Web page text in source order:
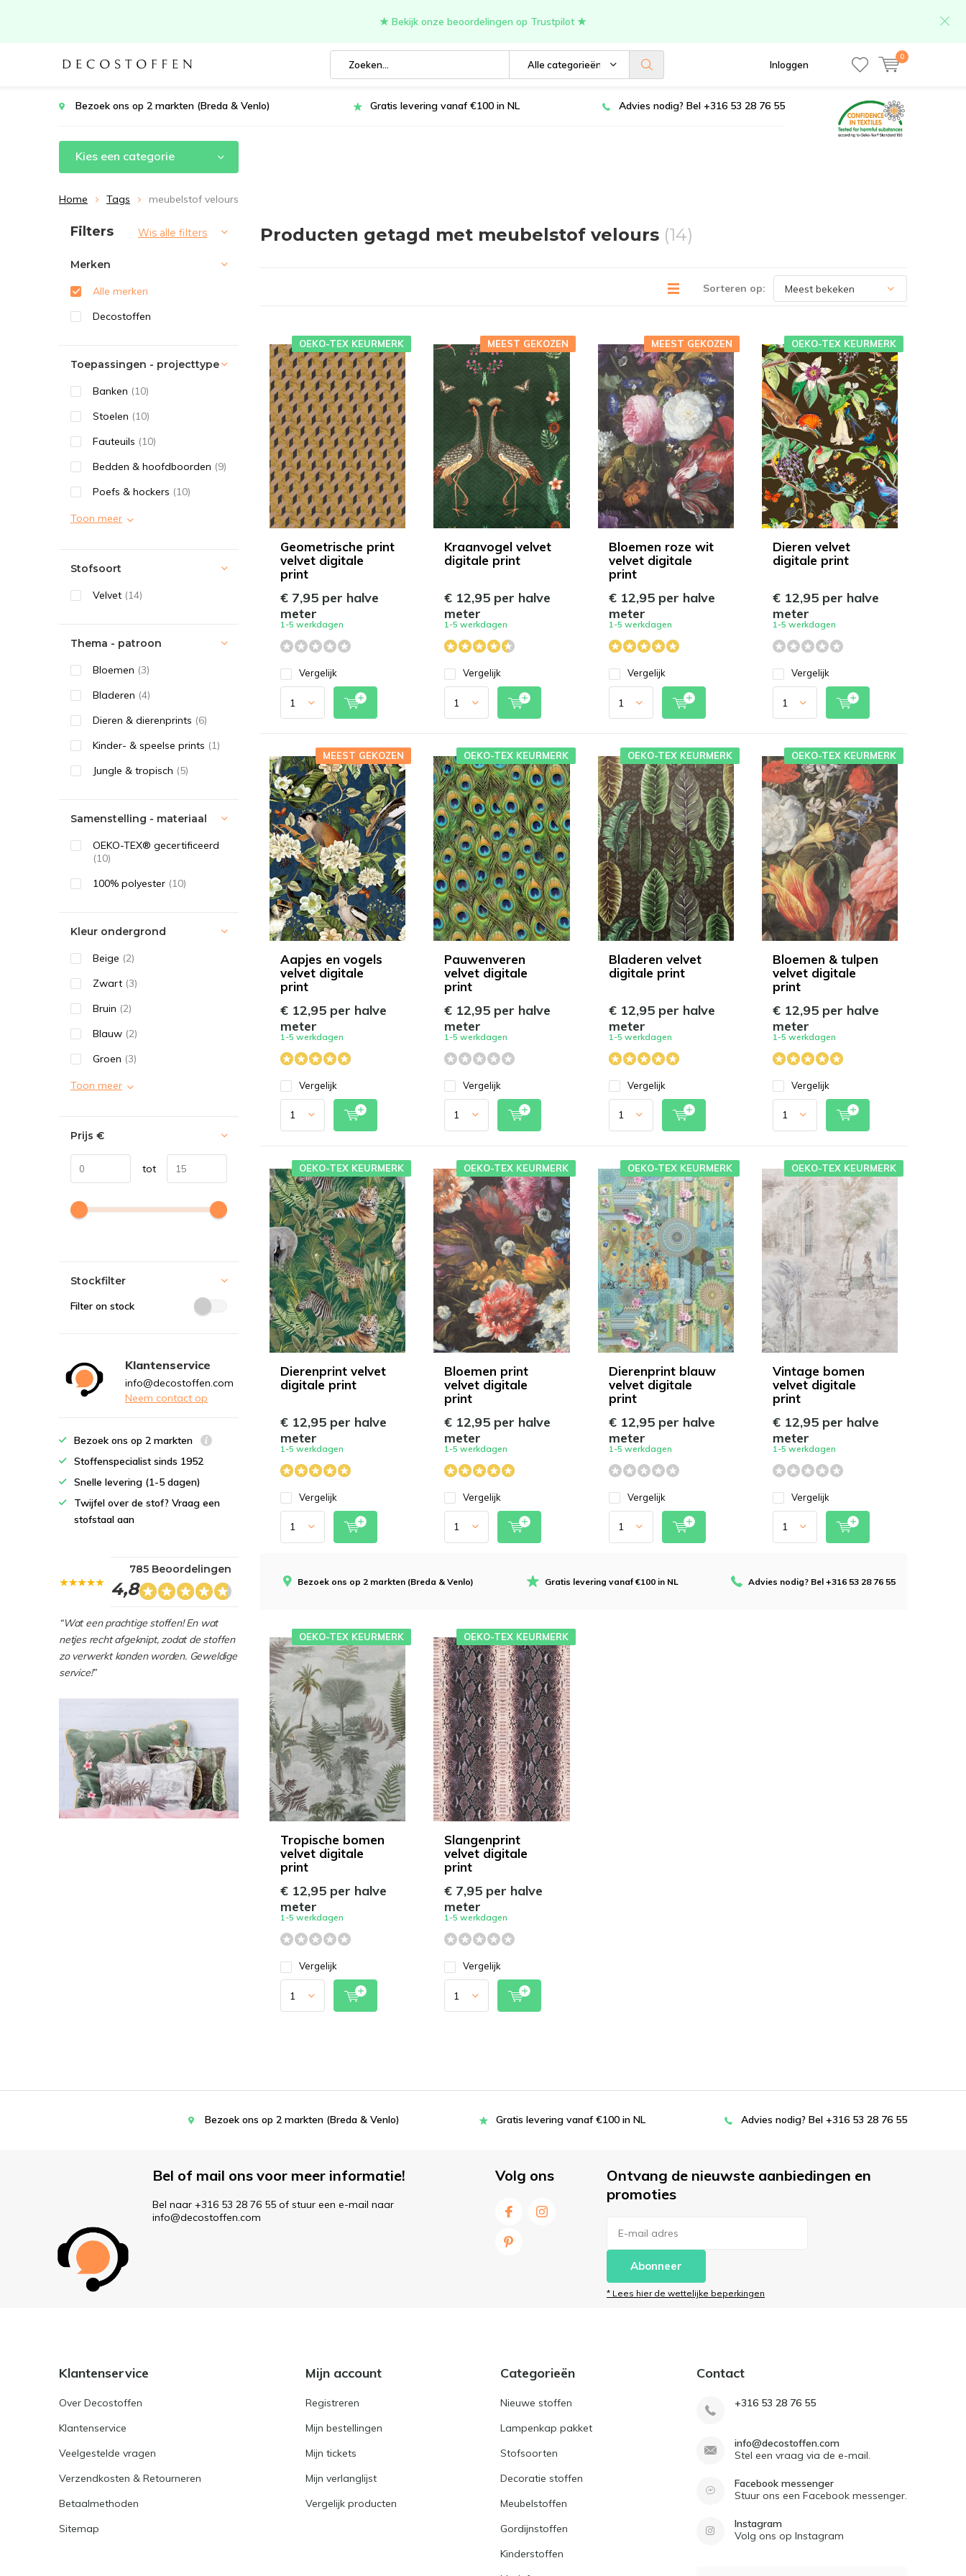
Alle categorieën Inloggen
0
★ Bekijk onze beoordelingen op Trustpilot ★
Bezoek ons op 2 markten (Breda & Venlo) Gratis levering vanaf €100 in NL Advies nodig? Bel +316 53 28 76 55
Kies een categorie
Home Tags meubelstof velours
Producten getagd met meubelstof velours (14)
Sorteren op:
Geometrische print
velvet digitale
print
OEKO-TEX KEURMERK
€ 7,95 per halve
meter
1-5 werkdagen
Vergelijk
Kraanvogel velvet
digitale print
MEEST GEKOZEN
€ 12,95 per halve
meter
1-5 werkdagen
Vergelijk
Bloemen roze wit
velvet digitale
print
MEEST GEKOZEN
€ 12,95 per halve
meter
1-5 werkdagen
Vergelijk
Dieren velvet
digitale print
OEKO-TEX KEURMERK
€ 12,95 per halve
meter
1-5 werkdagen
Vergelijk
Aapjes en vogels
velvet digitale
print
MEEST GEKOZEN
€ 12,95 per halve
meter
1-5 werkdagen
Vergelijk
Pauwenveren
velvet digitale
print
OEKO-TEX KEURMERK
€ 12,95 per halve
meter
1-5 werkdagen
Vergelijk
Bladeren velvet
digitale print
OEKO-TEX KEURMERK
€ 12,95 per halve
meter
1-5 werkdagen
Vergelijk
Bloemen & tulpen
velvet digitale
print
OEKO-TEX KEURMERK
€ 12,95 per halve
meter
1-5 werkdagen
Vergelijk
Dierenprint velvet
digitale print
OEKO-TEX KEURMERK
€ 12,95 per halve
meter
1-5 werkdagen
Vergelijk
Bloemen print
velvet digitale
print
OEKO-TEX KEURMERK
€ 12,95 per halve
meter
1-5 werkdagen
Vergelijk
Dierenprint blauw
velvet digitale
print
OEKO-TEX KEURMERK
€ 12,95 per halve
meter
1-5 werkdagen
Vergelijk
Vintage bomen
velvet digitale
print
OEKO-TEX KEURMERK
€ 12,95 per halve
meter
1-5 werkdagen
Vergelijk
Bezoek ons op 2 markten (Breda & Venlo) Gratis levering vanaf €100 in NL Advies nodig? Bel +316 53 28 76 55
Tropische bomen
velvet digitale
print
OEKO-TEX KEURMERK
€ 12,95 per halve
meter
1-5 werkdagen
Vergelijk
Slangenprint
velvet digitale
print
OEKO-TEX KEURMERK
€ 7,95 per halve
meter
1-5 werkdagen
Vergelijk
Sorteren op:
Filters Wis alle filters
Merken
Alle merken
Decostoffen
Toepassingen - projecttype
Banken (10)
Stoelen (10)
Fauteuils (10)
Bedden & hoofdboorden (9)
Poefs & hockers (10)
Toon meer
Stofsoort
Velvet (14)
Thema - patroon
Bloemen (3)
Bladeren (4)
Dieren & dierenprints (6)
Kinder- & speelse prints (1)
Jungle & tropisch (5)
Samenstelling - materiaal
OEKO-TEX® gecertificeerd
(10)
100% polyester (10)
Kleur ondergrond
Beige (2)
Zwart (3)
Bruin (2)
Blauw (2)
Groen (3)
Toon meer
Prijs €
tot
Stockfilter
Filter on stock
Klantenservice
info@decostoffen.com
Neem contact op
Bezoek ons op 2 markten
Stoffenspecialist sinds 1952
Snelle levering (1-5 dagen)
Twijfel over de stof? Vraag een
stofstaal aan
4,8
785 Beoordelingen
“Wat een prachtige stoffen! En wat
netjes recht afgeknipt, zodat de stoffen
zo verwerkt konden worden. Geweldige
service!”
Bezoek ons op 2 markten (Breda & Venlo) Gratis levering vanaf €100 in NL Advies nodig? Bel +316 53 28 76 55
Bel of mail ons voor meer informatie!
Bel naar +316 53 28 76 55 of stuur een e-mail naar
info@decostoffen.com
Volg ons
Ontvang de nieuwste aanbiedingen en
promoties
Abonneer
* Lees hier de wettelijke beperkingen
Klantenservice
Over Decostoffen
Klantenservice
Veelgestelde vragen
Verzendkosten & Retourneren
Betaalmethoden
Sitemap
Mijn account
Registreren
Mijn bestellingen
Mijn tickets
Mijn verlanglijst
Vergelijk producten
Categorieën
Nieuwe stoffen
Lampenkap pakket
Stofsoorten
Decoratie stoffen
Meubelstoffen
Gordijnstoffen
Kinderstoffen
Contact
+316 53 28 76 55
info@decostoffen.com
Stel een vraag via de e-mail.
Facebook messenger
Stuur ons een Facebook messenger.
Instagram
Volg ons op Instagram